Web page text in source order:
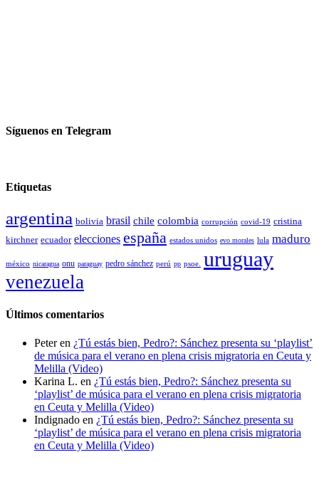
Síguenos en Telegram
Etiquetas
argentina bolivia brasil chile colombia corrupción covid-19 cristina
kirchner ecuador elecciones españa estados unidos evo morales lula maduro
méxico nicaragua onu paraguay pedro sánchez perú pp psoe. uruguay
venezuela
Últimos comentarios
Peteren ¿Tú estás bien, Pedro?: Sánchez presenta su ‘playlist’
de música para el verano en plena crisis migratoria en Ceuta y
Melilla (Video)
Karina L. en ¿Tú estás bien, Pedro?: Sánchez presenta su
‘playlist’ de música para el verano en plena crisis migratoria
en Ceuta y Melilla (Video)
Indignado en ¿Tú estás bien, Pedro?: Sánchez presenta su
‘playlist’ de música para el verano en plena crisis migratoria
en Ceuta y Melilla (Video)